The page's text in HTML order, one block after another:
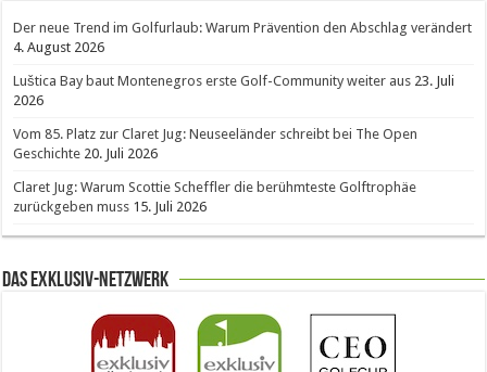
Der neue Trend im Golfurlaub: Warum Prävention den Abschlag verändert
4. August 2026
Luštica Bay baut Montenegros erste Golf-Community weiter aus 23. Juli
2026
Vom 85. Platz zur Claret Jug: Neuseeländer schreibt bei The Open
Geschichte 20. Juli 2026
Claret Jug: Warum Scottie Scheffler die berühmteste Golftrophäe
zurückgeben muss 15. Juli 2026
Das Exklusiv-Netzwerk